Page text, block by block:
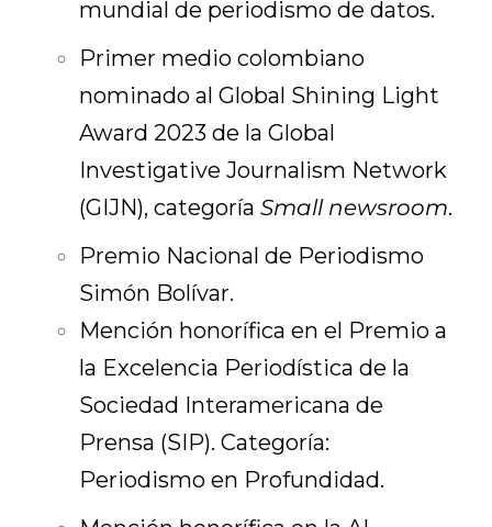
mundial de periodismo de datos.
Primer medio colombiano
nominado al Global Shining Light
Award 2023 de la Global
Investigative Journalism Network
(GIJN), categoría Small newsroom.
Premio Nacional de Periodismo
Simón Bolívar.
Mención honorífica en el Premio a
la Excelencia Periodística de la
Sociedad Interamericana de
Prensa (SIP). Categoría:
Periodismo en Profundidad.